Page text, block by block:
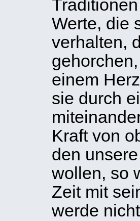
Werte, die
verhalten,
einem
sie durch
Kraft von
den
wollen, so
Zeit mit
werde